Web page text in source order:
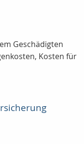
Geschädigten
Kosten für